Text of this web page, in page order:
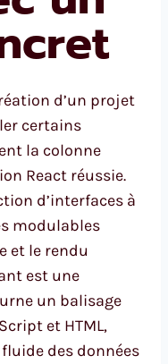
d’un projet
certains
la colonne
React réussie.
d’interfaces à
modulables
et le rendu
est une
un balisage
et HTML,
des données